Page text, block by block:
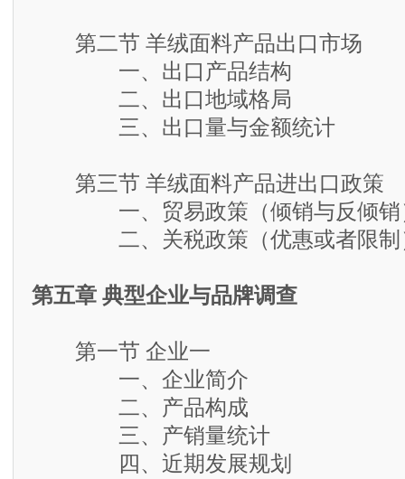
第二节 羊绒面料产品出口市场
一、出口产品结构
二、出口地域格局
三、出口量与金额统计
第三节 羊绒面料产品进出口政策
一、贸易政策（倾销与反倾销
二、关税政策（优惠或者限制
第五章 典型企业与品牌调查
第一节 企业一
一、企业简介
二、产品构成
三、产销量统计
四、近期发展规划